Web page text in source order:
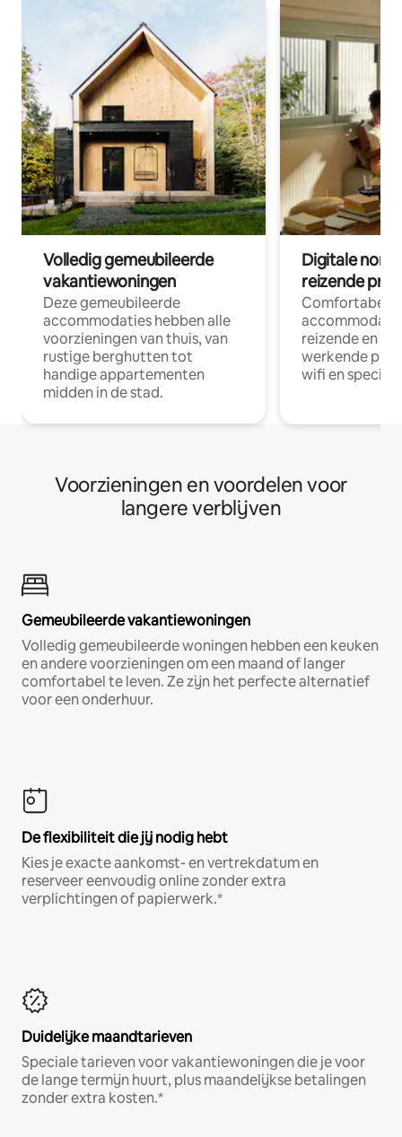
Volledig gemeubileerde
vakantiewoningen
Deze gemeubileerde
accommodaties hebben alle
voorzieningen van thuis, van
rustige berghutten tot
handige appartementen
midden in de stad.
Digitale
reizende
Comfortabele
reizende en
werkende
wifi en
Voorzieningen en voordelen voor
langere verblijven
Gemeubileerde vakantiewoningen
Volledig gemeubileerde woningen hebben een keuken
en andere voorzieningen om een maand of langer
comfortabel te leven. Ze zijn het perfecte alternatief
voor een onderhuur.
De flexibiliteit die jij nodig hebt
Kies je exacte aankomst- en vertrekdatum en
reserveer eenvoudig online zonder extra
verplichtingen of papierwerk.*
Duidelijke maandtarieven
Speciale tarieven voor vakantiewoningen die je voor
de lange termijn huurt, plus maandelijkse betalingen
zonder extra kosten.*